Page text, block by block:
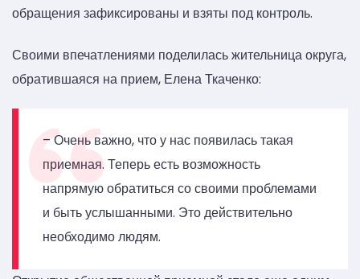
обращения зафиксированы и взяты под контроль.
Своими впечатлениями поделилась жительница округа,
обратившаяся на прием, Елена Ткаченко:
– Очень важно, что у нас появилась такая
приемная. Теперь есть возможность
напрямую обратиться со своими проблемами
и быть услышанными. Это действительно
необходимо людям.